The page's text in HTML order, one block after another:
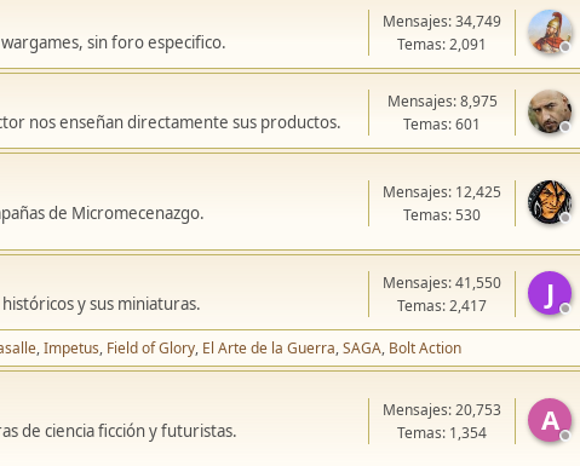
sin foro especifico.
Mensajes: 34,749
Temas: 2,091
nos enseñan directamente sus productos.
Mensajes: 8,975
Temas: 601
de Micromecenazgo.
Mensajes: 12,425
Temas: 530
J
y sus miniaturas.
Mensajes: 41,550
Temas: 2,417
Impetus Field of Glory El Arte de la Guerra SAGA Bolt Action
A
de ciencia ficción y futuristas.
Mensajes: 20,753
Temas: 1,354